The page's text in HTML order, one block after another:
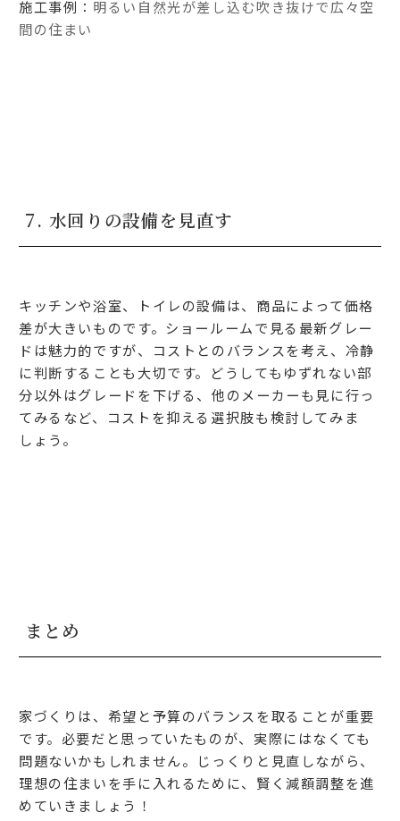
施工事例： 明るい自然光が差し込む吹き抜けで広々空
間の住まい
7. 水回りの設備を見直す
キッチンや浴室、トイレの設備は、商品によって価格
差が大きいものです。ショールームで見る最新グレー
ドは魅力的ですが、コストとのバランスを考え、冷静
に判断することも大切です。どうしてもゆずれない部
分以外はグレードを下げる、他のメーカーも見に行っ
てみるなど、コストを抑える選択肢も検討してみま
しょう。
まとめ
家づくりは、希望と予算のバランスを取ることが重要
です。必要だと思っていたものが、実際にはなくても
問題ないかもしれません。じっくりと見直しながら、
理想の住まいを手に入れるために、賢く減額調整を進
めていきましょう！